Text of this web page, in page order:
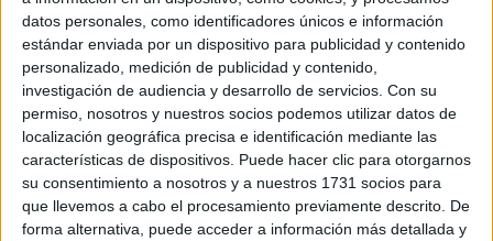
datos personales, como identificadores únicos e información
estándar enviada por un dispositivo para publicidad y contenido
personalizado, medición de publicidad y contenido,
investigación de audiencia y desarrollo de servicios. Con su
permiso, nosotros y nuestros socios podemos utilizar datos de
localización geográfica precisa e identificación mediante las
características de dispositivos. Puede hacer clic para otorgarnos
su consentimiento a nosotros y a nuestros 1731 socios para
que llevemos a cabo el procesamiento previamente descrito. De
forma alternativa, puede acceder a información más detallada y
"Yo creo que es una novela
que nos concierne a
muchos, porque todos
tenemos una familia"
Hablando de la novela que protagonizará esa reunión,
‘Los siguientes’, ¿sobre qué trata?